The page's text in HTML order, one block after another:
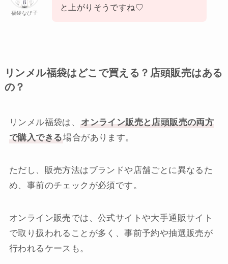
福袋なび子
と上がりそうですね♡
リンメル福袋はどこで買える？店頭販売はある
の？
リンメル福袋は、
オンライン販売と店頭販売の両方
で購入できる場合があります。
ただし、販売方法はブランドや店舗ごとに異なるた
め、事前のチェックが必須です。
オンライン販売では、公式サイトや大手通販サイト
で取り扱われることが多く、事前予約や抽選販売が
行われるケースも。